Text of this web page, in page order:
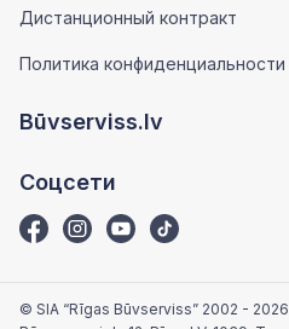
Дистанционный контракт
Политика конфиденциальности
Būvserviss.lv
Соцсети
© SIA “Rīgas Būvserviss” 2002 - 2026